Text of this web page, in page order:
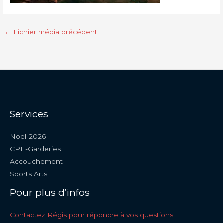
← Fichier média précédent
Services
Noel-2026
CPE-Garderies
Accouchement
Sports Arts
Pour plus d’infos
Contactez Régis pour répondre à vos questions.